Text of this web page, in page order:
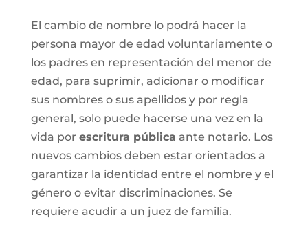
El cambio de nombre lo podrá hacer la
persona mayor de edad voluntariamente o
los padres en representación del menor de
edad, para suprimir, adicionar o modificar
sus nombres o sus apellidos y por regla
general, solo puede hacerse una vez en la
vida por escritura pública ante notario. Los
nuevos cambios deben estar orientados a
garantizar la identidad entre el nombre y el
género o evitar discriminaciones. Se
requiere acudir a un juez de familia.